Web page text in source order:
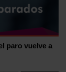
paro vuelve a